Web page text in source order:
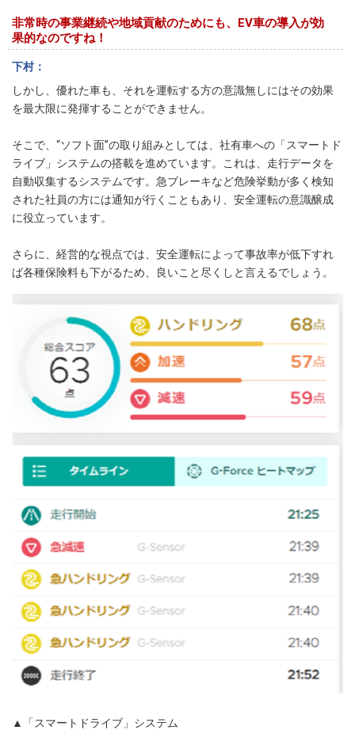
非常時の事業継続や地域貢献のためにも、EV車の導入が効
果的なのですね！
下村
しかし、優れた車も、それを運転する方の意識無しにはその効果
を最大限に発揮することができません。
そこで、“ソフト面”の取り組みとしては、社有車への「スマートド
ライブ」システムの搭載を進めています。これは、走行データを
自動収集するシステムです。急ブレーキなど危険挙動が多く検知
された社員の方には通知が行くこともあり、安全運転の意識醸成
に役立っています。
さらに、経営的な視点では、安全運転によって事故率が低下すれ
ば各種保険料も下がるため、良いこと尽くしと言えるでしょう。
▲「スマートドライブ」システム